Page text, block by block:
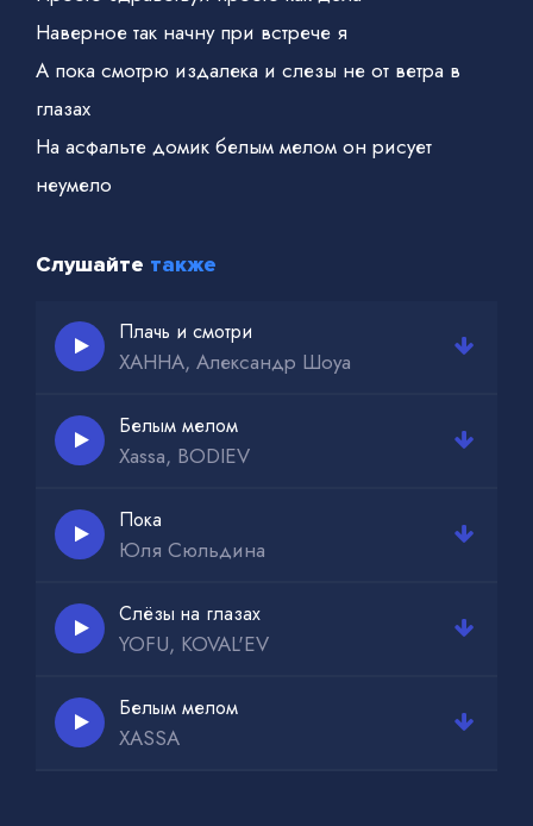
Наверное так начну при встрече я
А пока смотрю издалека и слезы не от ветра в
глазах
На асфальте домик белым мелом он рисует
неумело
Слушайте также
Плачь и смотри
ХАННА, Александр Шоуа
Белым мелом
Xassa, BODIEV
Пока
Юля Сюльдина
Слёзы на глазах
YOFU, KOVAL'EV
Белым мелом
XASSA